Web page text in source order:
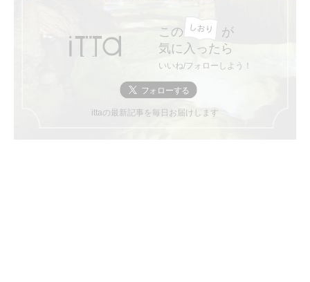
この
が
気に入ったら
いいね/フォローしよう！
ittaの最新記事を毎日お届けします